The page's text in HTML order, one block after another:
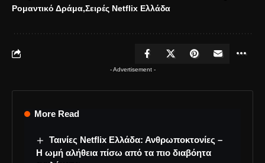
Ρομαντικό Δράμα Σειρές Netflix Ελλάδα
- Advertisement -
More Read
Ταινίες Netflix Ελλάδα: Ανθρωποκτονίες –
Η ωμή αλήθεια πίσω από τα πιο διαβόητα